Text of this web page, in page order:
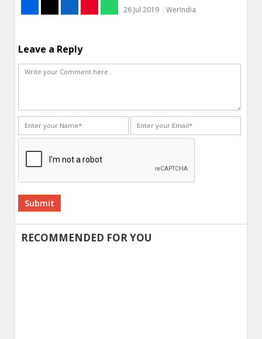
26 Jul 2019 WerIndia
Leave a Reply
Alternative:
RECOMMENDED FOR YOU